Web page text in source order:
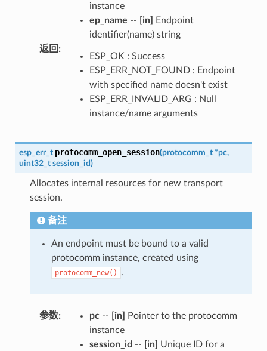
instance
ep_name -- [in]
Endpoint
identifier(name) string
返回 :
ESP_OK : Success
ESP_ERR_NOT_FOUND : Endpoint
with specified name doesn't exist
ESP_ERR_INVALID_ARG : Null
instance/name arguments
esp_err_t protocomm_open_session(protocomm_t *pc,
uint32_t session_id)
Allocates internal resources for new transport
session.
备注
An endpoint must be bound to a valid
protocomm instance, created using
protocomm_new() .
参数: pc-- [in]
Pointer to the protocomm
instance
session_id -- [in]
Unique ID for a